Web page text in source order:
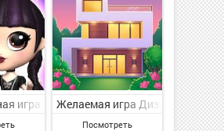
игра Go! Dolliz: 3D Doll Dress Up на
Желаемая игра Дизайнерские
Посмотреть